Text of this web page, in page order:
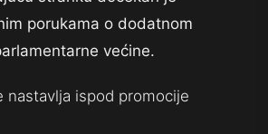
porukama o dodatnom
većine.
nastavlja ispod promocije